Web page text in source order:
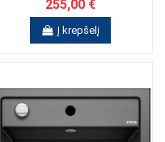
255,00 €
Į krepšelį